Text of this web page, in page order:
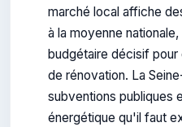
marché local affiche
à la moyenne
budgétaire décisif
de rénovation. La
subventions publiques
énergétique qu'il faut